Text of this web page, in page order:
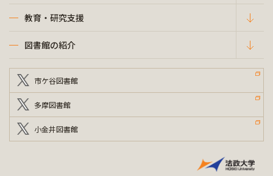
教育・研究支援
図書館の紹介
市ケ谷図書館
多摩図書館
小金井図書館